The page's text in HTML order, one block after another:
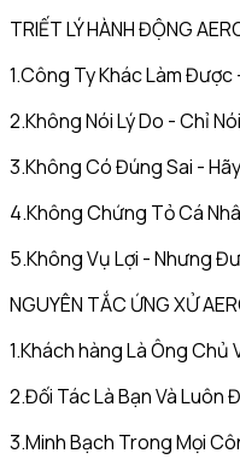
TRIẾT LÝ HÀNH ĐỘNG
1.Công Ty Khác Làm
2.Không Nói Lý Do - Chỉ
3.Không Có Đúng Sai -
4.Không Chứng Tỏ Cá
5.Không Vụ Lợi - Nhưng
NGUYÊN TẮC ỨNG XỬ
1.Khách hàng Là Ông
2.Đối Tác Là Bạn Và Luôn
3.Minh Bạch Trong Mọi